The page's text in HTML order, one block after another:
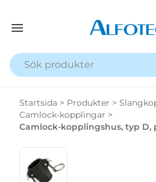
Startsida > Produkter >
Camlock-kopplingar >
Camlock-kopplingshus, typ D,